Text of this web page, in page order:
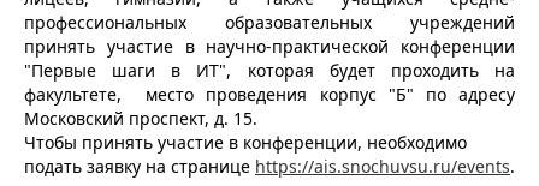
профессиональных образовательных учреждений
принять участие в научно-практической конференции
"Первые шаги в ИТ", которая будет проходить на
факультете, место проведения корпус "Б" по адресу
Московский проспект, д. 15.
Чтобы принять участие в конференции, необходимо
подать заявку на странице https://ais.snochuvsu.ru/events.